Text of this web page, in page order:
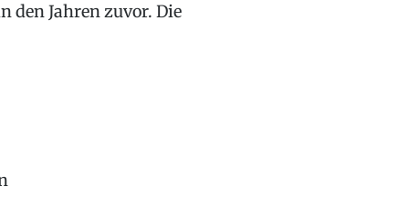
den Jahren zuvor. Die